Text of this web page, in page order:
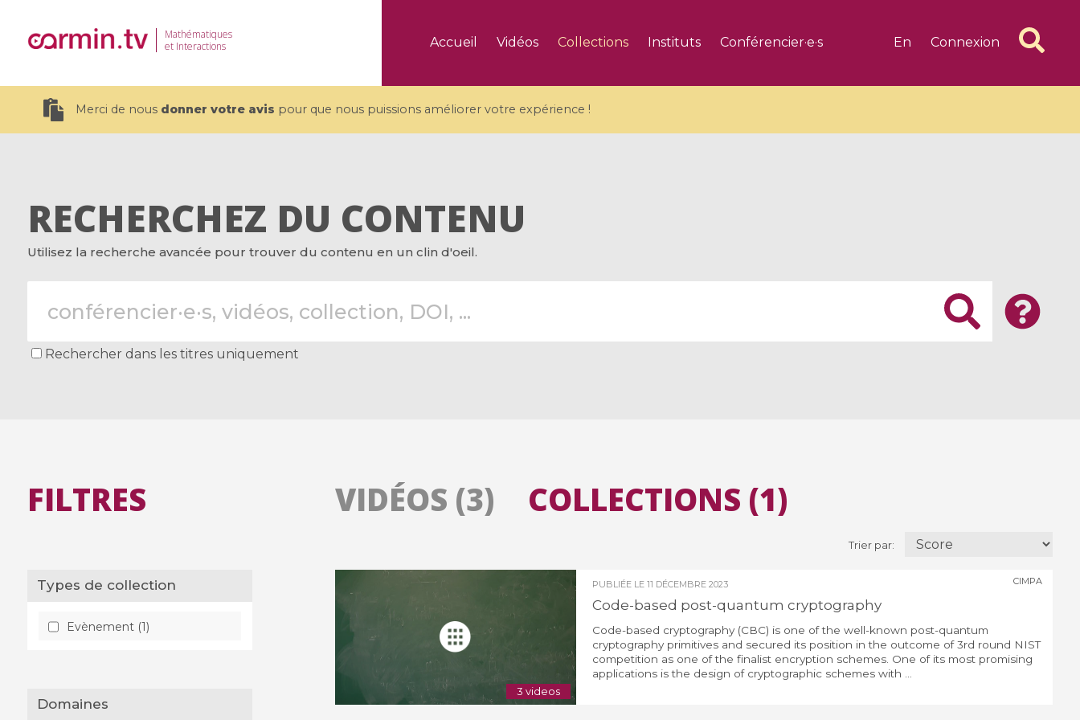
Mathématiques
et Interactions
Accueil Vidéos Collections Instituts Conférencier·e·s En Connexion
Merci de nous donner votre avis pour que nous puissions améliorer votre expérience !
19 videos
CEMRACS 2026 : Modeling and AI
Recherche Avancée en Calcul
5 videos
Coulomb branches and affine
affines
Introduction to Dissipative
Dynamical Systems in Infinite
RECHERCHEZ DU CONTENU
Utilisez la recherche avancée pour trouver du contenu en un clin d'oeil.
Rechercher dans les titres uniquement
FILTRES
Types de collection
Evènement (1)
Domaines
Trier par:
VIDÉOS (3) COLLECTIONS (1)
3 videos
PUBLIÉE LE 11 DÉCEMBRE 2023
Code-based post-quantum cryptography
CIMPA
Code-based cryptography (CBC) is one of the well-known post-quantum
cryptography primitives and secured its position in the outcome of 3rd round NIST
competition as one of the finalist encryption schemes. One of its most promising
applications is the design of cryptographic schemes with ...